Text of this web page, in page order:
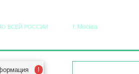
ВСЕЙ РОССИИ г. Москва